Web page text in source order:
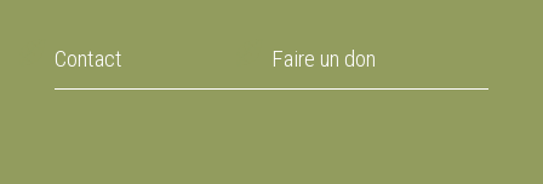
Contact Faire un don